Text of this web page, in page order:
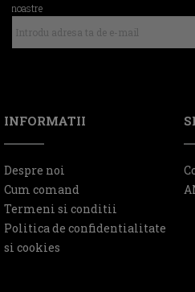
noastre
INFORMATII
Despre noi
Cum comand
Termeni si conditii
Politica de confidentialitate
si cookies